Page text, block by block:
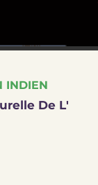
INDIEN
De L'